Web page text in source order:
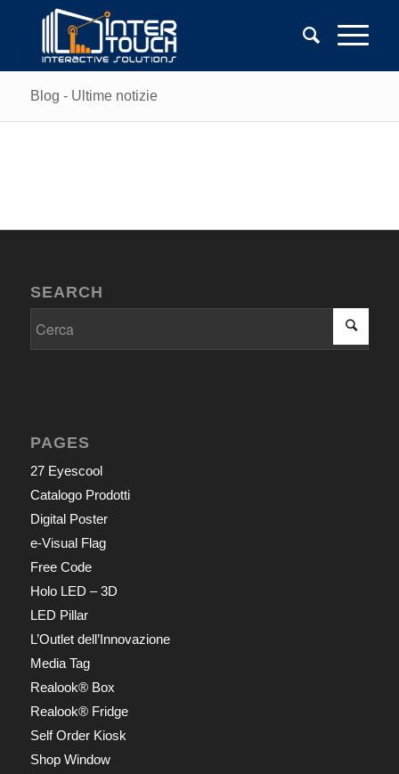
Blog - Ultime notizie
SEARCH
PAGES
27 Eyescool
Catalogo Prodotti
Digital Poster
e-Visual Flag
Free Code
Holo LED – 3D
LED Pillar
L’Outlet dell’Innovazione
Media Tag
Realook® Box
Realook® Fridge
Self Order Kiosk
Shop Window